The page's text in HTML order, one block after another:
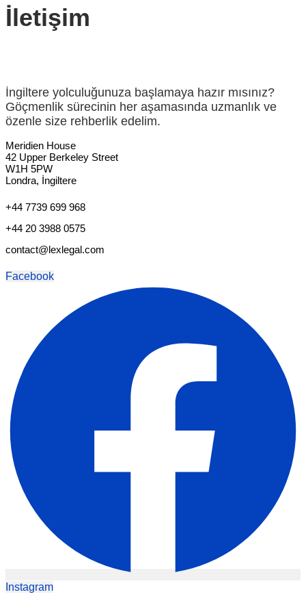
İletişim
İngiltere yolculuğunuza başlamaya hazır mısınız?
Göçmenlik sürecinin her aşamasında uzmanlık ve
özenle size rehberlik edelim.
Meridien House
42 Upper Berkeley Street
W1H 5PW
Londra, İngiltere
+44 7739 699 968
+44 20 3988 0575
contact@lexlegal.com
Facebook
Instagram